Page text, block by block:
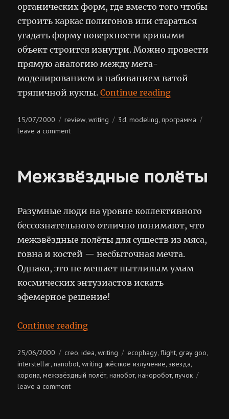
органических форм, где вместо того чтобы
строить каркас полигонов или стараться
угадать форму поверхности кривыми
объект строится изнутри. Можно провести
прямую аналогию между мета-
моделированием и набиванием ватой
тряпичной куклы.Continue reading“Organica
Posted
on
15/07/2000 Categories
review,writing Tags
3d,modeling,программа
leave a commenton
Межзвёздные полёты
Разумные люди на уровне коллективного
бессознательного отлично понимают, что
межзвёздные полёты для существ из мяса,
говна и костей — несбыточная мечта.
Однако, это не мешает пытливым умам
космических энтузиастов искать
эфемерное решение!
Continue reading“Межзвёздные полёты”
Posted
on
25/06/2000 Categories
creo,idea,writing Tags
ecophagy,flight,gray goo,
interstellar,nanobot,writing,жёсткое излучение,звезда,
корона,межзвёздный полёт,нанобот,наноробот,пучок
leave a commenton